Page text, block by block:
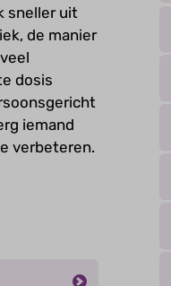
sneller uit
de manier
dosis
iemand
verbeteren.